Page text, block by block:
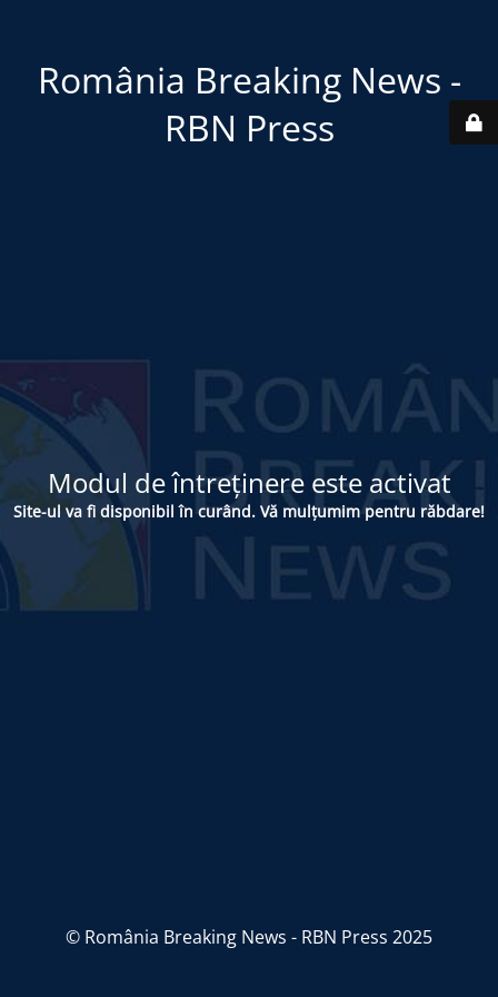
România Breaking News -
RBN Press
Modul de întreținere este activat
Site-ul va fi disponibil în curând. Vă mulțumim pentru răbdare!
© România Breaking News - RBN Press 2025